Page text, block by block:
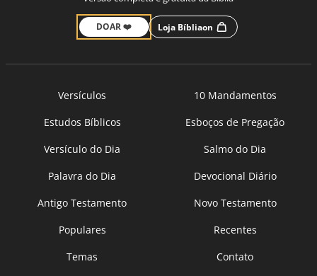
DOAR ❤️ Loja Bíbliaon
Versículos
10 Mandamentos
Estudos Bíblicos
Esboços de Pregação
Versículo do Dia
Salmo do Dia
Palavra do Dia
Devocional Diário
Antigo Testamento
Novo Testamento
Populares
Recentes
Temas
Contato